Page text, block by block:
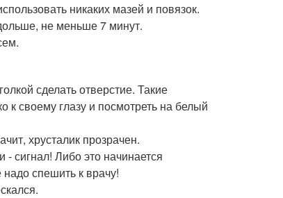
никаких мазей и повязок.
не меньше 7 минут.
сделать отверстие. Такие
своему глазу и посмотреть на белый
хрусталик прозрачен.
сигнал! Либо это начинается
спешить к врачу!